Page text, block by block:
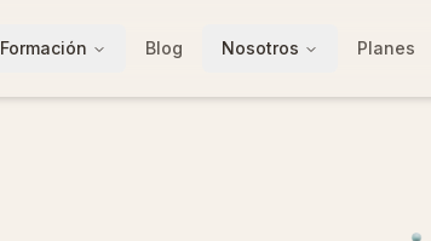
Formación Blog Nosotros Planes